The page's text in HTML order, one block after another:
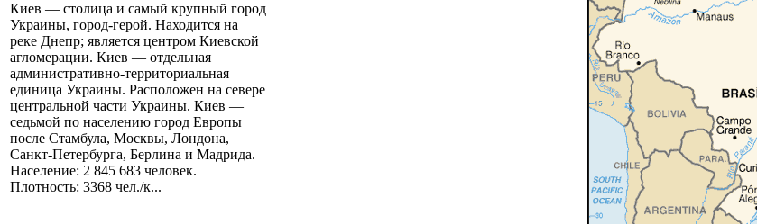
Киев — столица и самый крупный город
Украины, город-герой. Находится на
реке Днепр; является центром Киевской
агломерации. Киев — отдельная
административно-территориальная
единица Украины. Расположен на севере
центральной части Украины. Киев —
седьмой по населению город Европы
после Стамбула, Москвы, Лондона,
Санкт-Петербурга, Берлина и Мадрида.
Население: 2 845 683 человек.
Плотность: 3368 чел./к...